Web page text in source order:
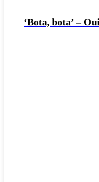
‘Bota, bota’ –